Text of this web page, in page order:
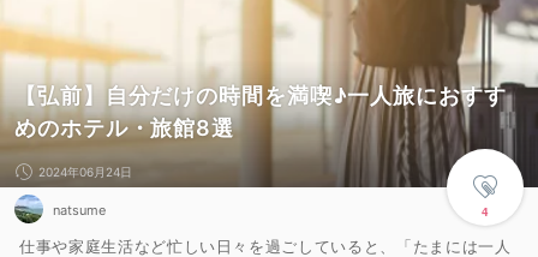
【弘前】自分だけの時間を満喫♪一人旅におすす
めのホテル・旅館8選
4
2024年06月24日
natsume
仕事や家庭生活など忙しい日々を過ごしていると、「たまには一人